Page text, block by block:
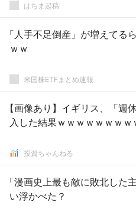
はちま起稿
「人手不足倒産」が増えてる
ｗｗ
米国株ETFまとめ速報
【画像あり】イギリス、「週
入した結果ｗｗｗｗｗｗｗｗ
投資ちゃんねる
「漫画史上最も敵に敗北した
い浮かべた？